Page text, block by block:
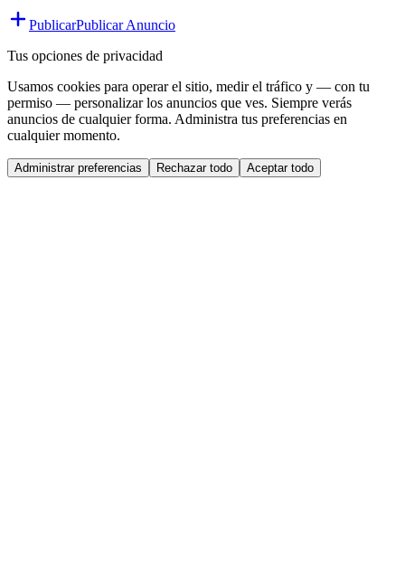
PublicarPublicar Anuncio
Tus opciones de privacidad
Usamos cookies para operar el sitio, medir el tráfico y — con tu
permiso — personalizar los anuncios que ves. Siempre verás
anuncios de cualquier forma. Administra tus preferencias en
cualquier momento.
Administrar preferencias Rechazar todo Aceptar todo